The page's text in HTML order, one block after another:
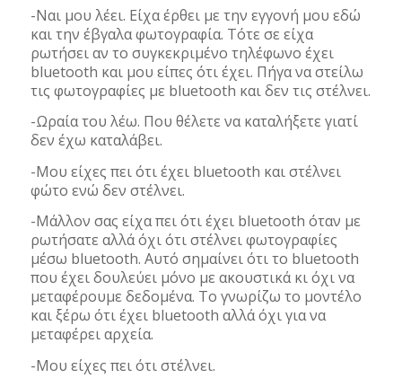
-Ναι μου λέει. Είχα έρθει με την εγγονή μου εδώ
και την έβγαλα φωτογραφία. Τότε σε είχα
ρωτήσει αν το συγκεκριμένο τηλέφωνο έχει
bluetooth και μου είπες ότι έχει. Πήγα να στείλω
τις φωτογραφίες με bluetooth και δεν τις στέλνει.
-Ωραία του λέω. Που θέλετε να καταλήξετε γιατί
δεν έχω καταλάβει.
-Μου είχες πει ότι έχει bluetooth και στέλνει
φώτο ενώ δεν στέλνει.
-Μάλλον σας είχα πει ότι έχει bluetooth όταν με
ρωτήσατε αλλά όχι ότι στέλνει φωτογραφίες
μέσω bluetooth. Αυτό σημαίνει ότι το bluetooth
που έχει δουλεύει μόνο με ακουστικά κι όχι να
μεταφέρουμε δεδομένα. Το γνωρίζω το μοντέλο
και ξέρω ότι έχει bluetooth αλλά όχι για να
μεταφέρει αρχεία.
-Μου είχες πει ότι στέλνει.